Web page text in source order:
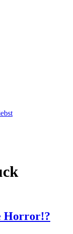
Horror!?